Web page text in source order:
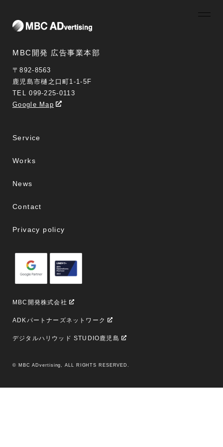
MBC開発 広告事業本部
〒892-8563
鹿児島市樋之口町1-1-5F
TEL 099-225-0113
Google Map
Service
Works
News
Contact
Privacy policy
MBC開発株式会社
ADKパートナーズネットワーク
デジタルハリウッド STUDIO鹿児島
© MBC ADvertising, ALL RIGHTS RESERVED.